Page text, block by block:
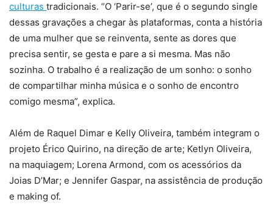
culturas tradicionais. “O ‘Parir-se’, que é o segundo single
dessas gravações a chegar às plataformas, conta a história
de uma mulher que se reinventa, sente as dores que
precisa sentir, se gesta e pare a si mesma. Mas não
sozinha. O trabalho é a realização de um sonho: o sonho
de compartilhar minha música e o sonho de encontro
comigo mesma”, explica.
Além de Raquel Dimar e Kelly Oliveira, também integram o
projeto Érico Quirino, na direção de arte; Ketlyn Oliveira,
na maquiagem; Lorena Armond, com os acessórios da
Joias D’Mar; e Jennifer Gaspar, na assistência de produção
e making of.